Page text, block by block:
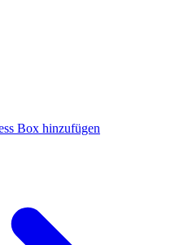
Box hinzufügen